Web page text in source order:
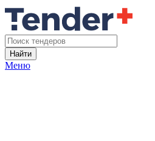
Найти
Меню